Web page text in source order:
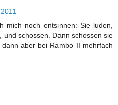
mich noch entsinnen: Sie luden,
und schossen. Dann schossen sie
aber bei Rambo II mehrfach